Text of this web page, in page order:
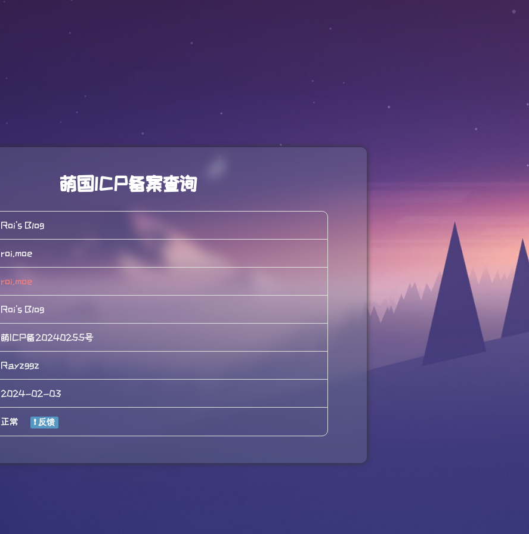
萌国ICP备案查询
Roi's Blog
roi.moe
roi.moe
Roi's Blog
萌ICP备20240255号
Rayzggz
2024-02-03
正常